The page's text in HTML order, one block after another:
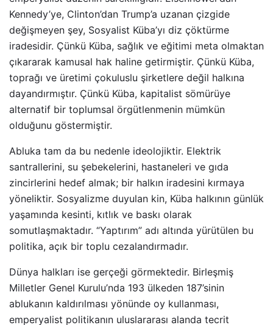
Kennedy’ye, Clinton’dan Trump’a uzanan çizgide
değişmeyen şey, Sosyalist Küba’yı diz çöktürme
iradesidir. Çünkü Küba, sağlık ve eğitimi meta olmaktan
çıkararak kamusal hak haline getirmiştir. Çünkü Küba,
toprağı ve üretimi çokuluslu şirketlere değil halkına
dayandırmıştır. Çünkü Küba, kapitalist sömürüye
alternatif bir toplumsal örgütlenmenin mümkün
olduğunu göstermiştir.
Abluka tam da bu nedenle ideolojiktir. Elektrik
santrallerini, su şebekelerini, hastaneleri ve gıda
zincirlerini hedef almak; bir halkın iradesini kırmaya
yöneliktir. Sosyalizme duyulan kin, Küba halkının günlük
yaşamında kesinti, kıtlık ve baskı olarak
somutlaşmaktadır. “Yaptırım” adı altında yürütülen bu
politika, açık bir toplu cezalandırmadır.
Dünya halkları ise gerçeği görmektedir. Birleşmiş
Milletler Genel Kurulu’nda 193 ülkeden 187’sinin
ablukanın kaldırılması yönünde oy kullanması,
emperyalist politikanın uluslararası alanda tecrit